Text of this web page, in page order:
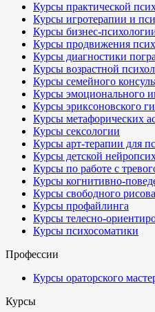
Курсы практической
Курсы игротерапии и
Курсы бизнес-
Курсы продвижения
Курсы диагностики
Курсы возрастной
Курсы семейного
Курсы эмоционального
Курсы эриксоновского
Курсы метафорических
Курсы сексологии
Курсы арт-терапии для
Курсы детской
Курсы по работе с
Курсы когнитивно-
Курсы свободного
Курсы профайлинга
Курсы телесно-
Курсы психосоматики
Профессии
Курсы ораторского
Курсы